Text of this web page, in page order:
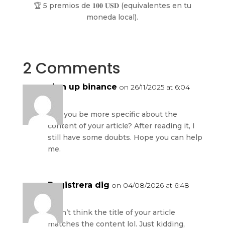
🏆 5 premios de 𝟏𝟎𝟎 𝐔𝐒𝐃 (equivalentes en tu
moneda local).
2 Comments
sign up binance on 26/11/2025 at 6:04
am
Can you be more specific about the
content of your article? After reading it, I
still have some doubts. Hope you can help
me.
Registrera dig on 04/08/2026 at 6:48
am
I don’t think the title of your article
matches the content lol. Just kidding,